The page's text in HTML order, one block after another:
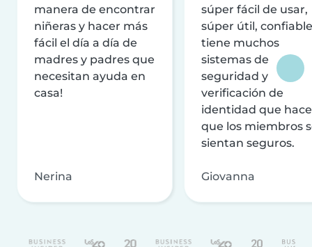
manera de encontrar
niñeras y hacer más
fácil el día a día de
madres y padres que
necesitan ayuda en
casa!
Nerina
súper fácil de usar,
súper útil,
tiene muchos
sistemas de
seguridad y
verificación de
identidad que
que los miembros
sientan seguros.
Giovanna